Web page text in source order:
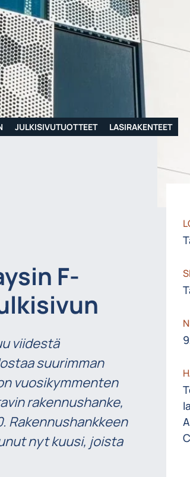
JULKISIVUTUOTTEET LASIRAKENTEET
F-
viidestä
suurimman
vuosikymmenten
rakennushanke,
Rakennushankkeen
nyt kuusi, joista